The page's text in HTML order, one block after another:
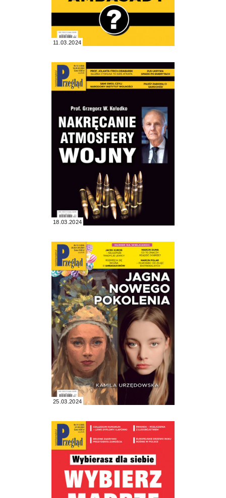
11.03.2024
18.03.2024
25.03.2024